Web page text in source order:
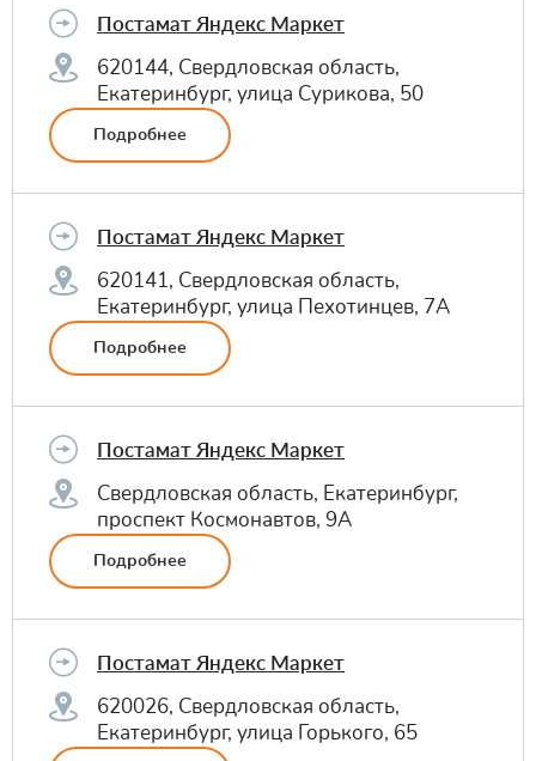
Постамат Яндекс Маркет
620144, Свердловская область,
Екатеринбург, улица Сурикова, 50
Подробнее
Постамат Яндекс Маркет
620141, Свердловская область,
Екатеринбург, улица Пехотинцев, 7А
Подробнее
Постамат Яндекс Маркет
Свердловская область, Екатеринбург,
проспект Космонавтов, 9А
Подробнее
Постамат Яндекс Маркет
620026, Свердловская область,
Екатеринбург, улица Горького, 65